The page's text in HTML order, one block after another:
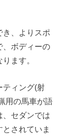
き、よりスポ
、ボディーの
ます。
ティング(射
用の馬車が語
、セダンでは
されていま